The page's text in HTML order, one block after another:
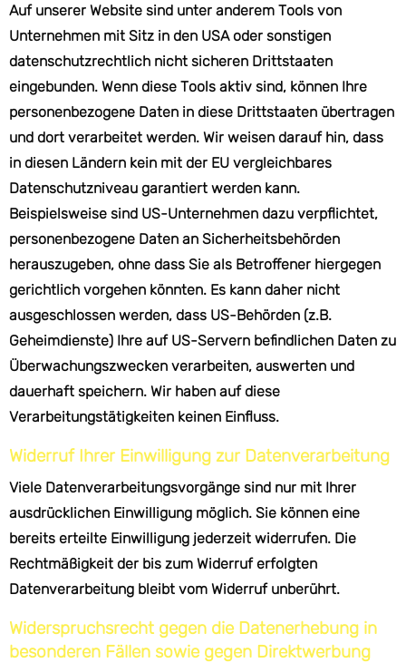
Auf unserer Website sind unter anderem Tools von
Unternehmen mit Sitz in den USA oder sonstigen
datenschutzrechtlich nicht sicheren Drittstaaten
eingebunden. Wenn diese Tools aktiv sind, können Ihre
personenbezogene Daten in diese Drittstaaten übertragen
und dort verarbeitet werden. Wir weisen darauf hin, dass
in diesen Ländern kein mit der EU vergleichbares
Datenschutzniveau garantiert werden kann.
Beispielsweise sind US-Unternehmen dazu verpflichtet,
personenbezogene Daten an Sicherheitsbehörden
herauszugeben, ohne dass Sie als Betroffener hiergegen
gerichtlich vorgehen könnten. Es kann daher nicht
ausgeschlossen werden, dass US-Behörden (z.B.
Geheimdienste) Ihre auf US-Servern befindlichen Daten zu
Überwachungszwecken verarbeiten, auswerten und
dauerhaft speichern. Wir haben auf diese
Verarbeitungstätigkeiten keinen Einfluss.
Widerruf Ihrer Einwilligung zur Datenverarbeitung
Viele Datenverarbeitungsvorgänge sind nur mit Ihrer
ausdrücklichen Einwilligung möglich. Sie können eine
bereits erteilte Einwilligung jederzeit widerrufen. Die
Rechtmäßigkeit der bis zum Widerruf erfolgten
Datenverarbeitung bleibt vom Widerruf unberührt.
Widerspruchsrecht gegen die Datenerhebung in
besonderen Fällen sowie gegen Direktwerbung